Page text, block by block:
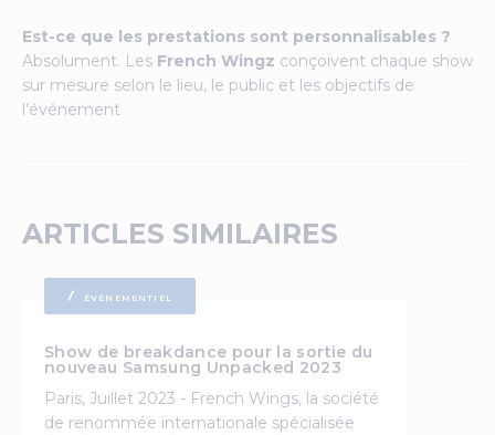
Est-ce que les prestations sont personnalisables ?
Absolument. Les French Wingz conçoivent chaque show
sur mesure selon le lieu, le public et les objectifs de
l’événement
ARTICLES SIMILAIRES
ÉVÉNEMENTIEL
Show de breakdance pour la sortie du
nouveau Samsung Unpacked 2023
Paris, Juillet 2023 - French Wings, la société
de renommée internationale spécialisée